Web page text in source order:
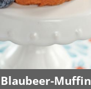
Blaubeer-Muffin